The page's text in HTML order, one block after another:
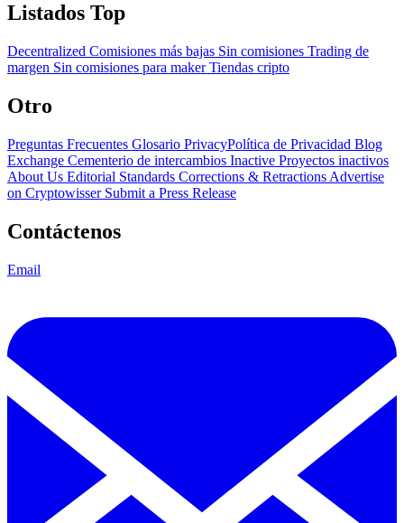
Listados Top
Decentralized Comisiones más bajas Sin comisiones Trading de
margen Sin comisiones para makerTiendas cripto
Otro
Preguntas Frecuentes Glosario PrivacyPolítica de Privacidad Blog
Exchange Cementerio de intercambios Inactive Proyectos inactivos
About Us Editorial Standards Corrections & Retractions Advertise
on Cryptowisser Submit a Press Release
Contáctenos
Email